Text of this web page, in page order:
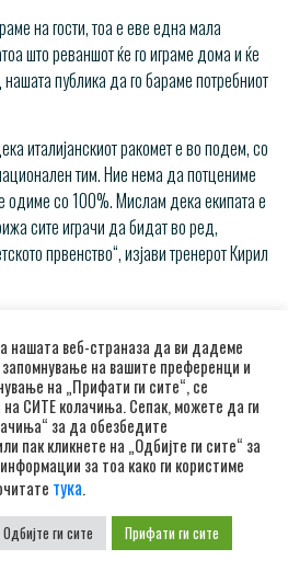
на гости, тоа е еве една мала
што реваншот ќе го играме дома и ќе
публика да го бараме потребниот
италијанскиот ракомет е во подем, со
тим. Ние нема да потцениме
одиме со 100%. Мислам дека екипата е
сите играчи да бидат во ред,
првенство“, изјави тренерот Кирил
нашата веб-страназа да ви дадеме
запомнување на вашите преференци и
на „Прифати ги сите“, се
на СИТЕ колачиња. Сепак, можете да ги
за да обезбедите
пак кликнете на „Одбијте ги сите“ за
за тоа како ги користиме
тука.
Одбијте ги сите Прифати ги сите